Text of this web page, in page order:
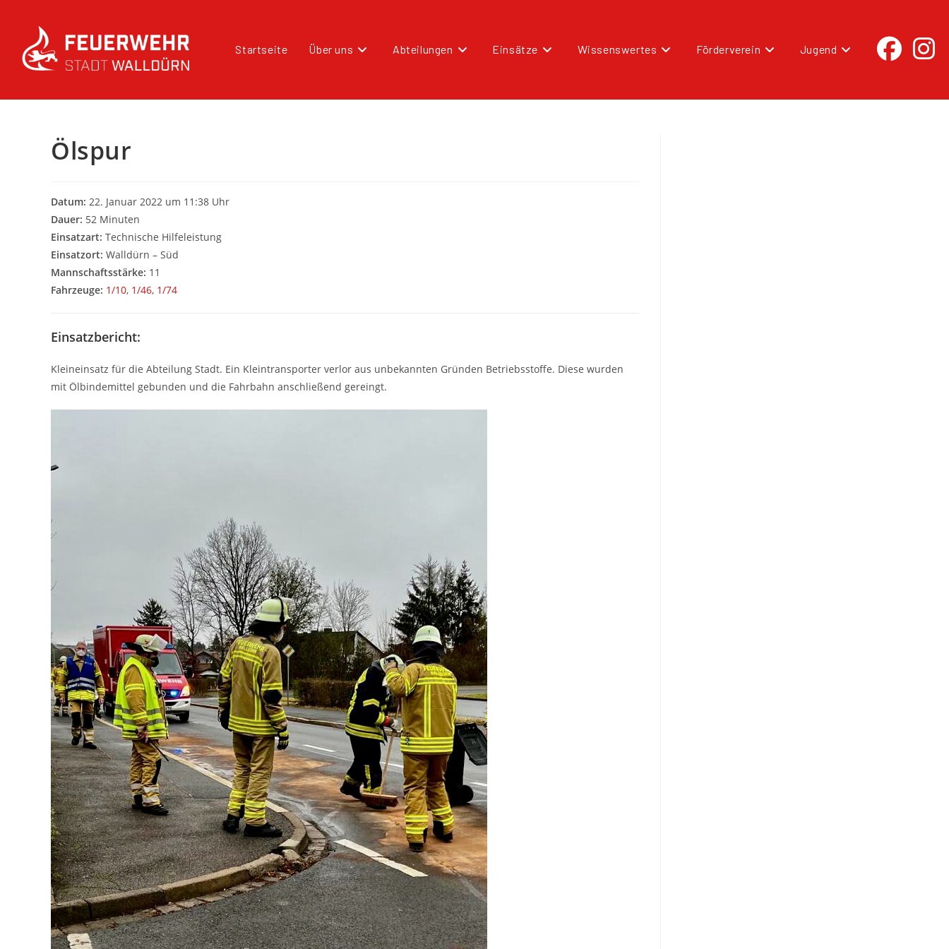
Startseite Über uns Abteilungen Einsätze Wissenswertes Förderverein Jugend
Ölspur
Datum: 22. Januar 2022 um 11:38 Uhr
Dauer: 52 Minuten
Einsatzart: Technische Hilfeleistung
Einsatzort: Walldürn – Süd
Mannschaftsstärke: 11
Fahrzeuge: 1/10, 1/46, 1/74
Einsatzbericht:
Kleineinsatz für die Abteilung Stadt. Ein Kleintransporter verlor aus unbekannten Gründen Betriebsstoffe. Diese wurden
mit Ölbindemittel gebunden und die Fahrbahn anschließend gereingt.